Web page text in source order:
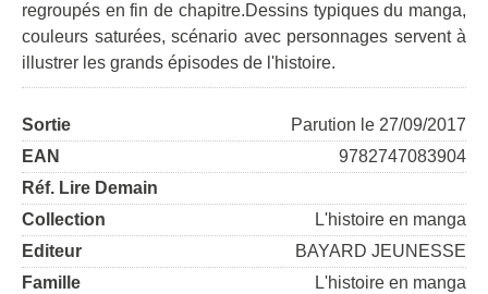
regroupés en fin de chapitre.Dessins typiques du manga,
couleurs saturées, scénario avec personnages servent à
illustrer les grands épisodes de l'histoire.
Sortie
Parution le 27/09/2017
EAN
9782747083904
Réf. Lire Demain
Collection
L'histoire en manga
Editeur
BAYARD JEUNESSE
Famille
L'histoire en manga